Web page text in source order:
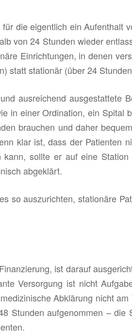
die ei­gent­lich ein Auf­ent­halt
von 24 Stun­den wie­der
Ein­rich­tun­gen, in denen
statt sta­tio­när (über 24
aus­rei­chend aus­ge­stat­te­te
in einer Or­di­na­ti­on, ein Spi­tal
brau­chen und daher
klar ist, dass der Pa­ti­en­ten
kann, soll­te er auf eine
ab­ge­klärt.
so aus­zu­rich­ten, sta­tio­nä­re
ist dar­auf
Ver­sor­gung ist nicht
Ab­klä­rung nicht
Stun­den auf­ge­nom­men – die